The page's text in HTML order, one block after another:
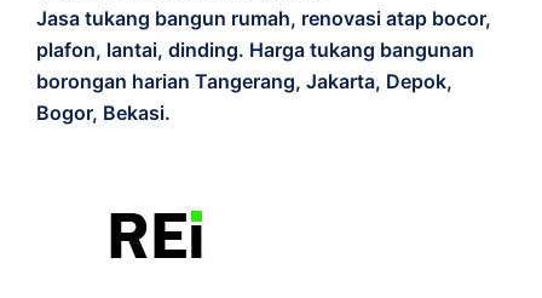
Jasa tukang bangun rumah, renovasi atap bocor,
plafon, lantai, dinding. Harga tukang bangunan
borongan harian Tangerang, Jakarta, Depok,
Bogor, Bekasi.